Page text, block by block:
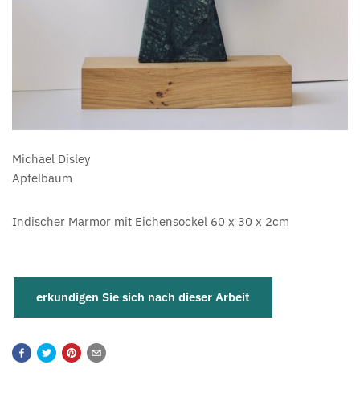
Michael Disley
Apfelbaum
Indischer Marmor mit Eichensockel 60 x 30 x 2cm